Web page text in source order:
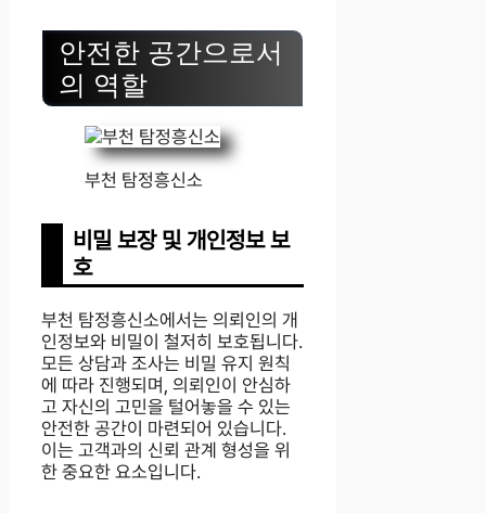
안전한 공간으로서
의 역할
부천 탐정흥신소
비밀 보장 및 개인정보 보
호
부천 탐정흥신소에서는 의뢰인의 개
인정보와 비밀이 철저히 보호됩니다.
모든 상담과 조사는 비밀 유지 원칙
에 따라 진행되며, 의뢰인이 안심하
고 자신의 고민을 털어놓을 수 있는
안전한 공간이 마련되어 있습니다.
이는 고객과의 신뢰 관계 형성을 위
한 중요한 요소입니다.